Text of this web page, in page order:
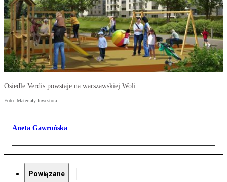
Osiedle Verdis powstaje na warszawskiej Woli
Foto: Materiały Inwestora
Aneta Gawrońska
Powiązane